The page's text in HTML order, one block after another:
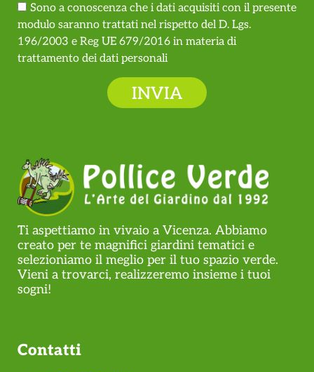
Sono a conoscenza che i dati acquisiti con il presente
modulo saranno trattati nel rispetto del D. Lgs.
196/2003 e Reg UE 679/2016 in materia di
trattamento dei dati personali
INVIA
Ti aspettiamo in vivaio a Vicenza. Abbiamo
creato per te magnifici giardini tematici e
selezioniamo il meglio per il tuo spazio verde.
Vieni a trovarci, realizzeremo insieme i tuoi
sogni!
Contatti